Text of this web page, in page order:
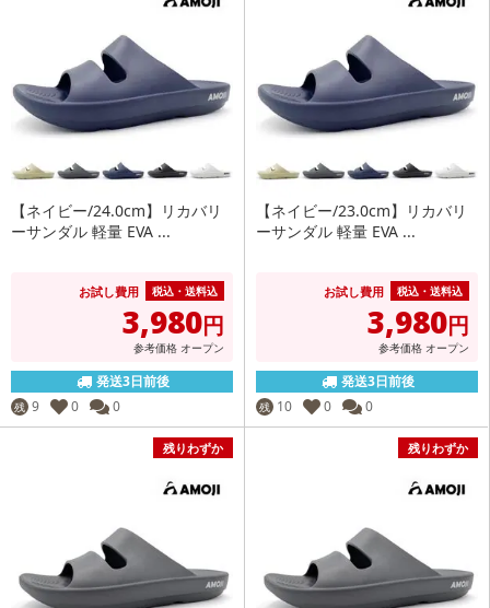
【ネイビー/24.0cm】リカバリ
ーサンダル 軽量 EVA ...
お試し費用 税込・送料込
3,980円
参考価格 オープン
発送3日前後
残 9 0 0
【ネイビー/23.0cm】リカバリ
ーサンダル 軽量 EVA ...
お試し費用 税込・送料込
3,980円
参考価格 オープン
発送3日前後
残 10 0 0
残りわずか 残りわずか